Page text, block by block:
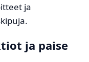
ja
ja paise